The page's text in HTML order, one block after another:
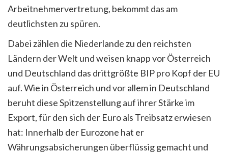
Arbeitnehmervertretung, bekommt das am
deutlichsten zu spüren.
Dabei zählen die Niederlande zu den reichsten
Ländern der Welt und weisen knapp vor Österreich
und Deutschland das drittgrößte BIP pro Kopf der EU
auf. Wie in Österreich und vor allem in Deutschland
beruht diese Spitzenstellung auf ihrer Stärke im
Export, für den sich der Euro als Treibsatz erwiesen
hat: Innerhalb der Eurozone hat er
Währungsabsicherungen überflüssig gemacht und